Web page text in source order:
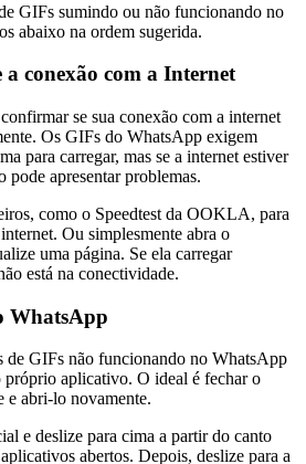
GIFs sumindo ou não funcionando no
abaixo na ordem sugerida.
conexão com a Internet
se sua conexão com a internet
Os GIFs do WhatsApp exigem
para carregar, mas se a internet estiver
pode apresentar problemas.
como o Speedtest da OOKLA, para
Ou simplesmente abra o
uma página. Se ela carregar
está na conectividade.
WhatsApp
de GIFs não funcionando no WhatsApp
próprio aplicativo. O ideal é fechar o
e abri-lo novamente.
e deslize para cima a partir do canto
abertos. Depois, deslize para a